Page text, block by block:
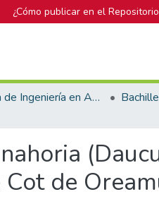
¿Cómo publicar en el
Escuela de Ingeniería en Agronomía
de